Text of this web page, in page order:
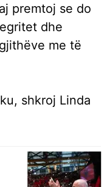
premtoj se do
dhe
me të
shkroj Linda